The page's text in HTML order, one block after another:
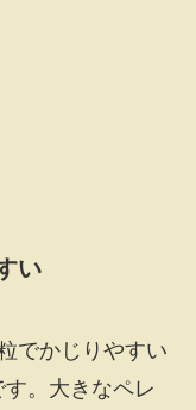
い
でかじりやすい
。大きなペレ